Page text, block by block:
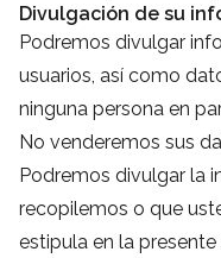
Divulgación de su
Podremos divulgar
usuarios, así como
ninguna persona en
No venderemos sus
Podremos divulgar la
recopilemos o que
estipula en la